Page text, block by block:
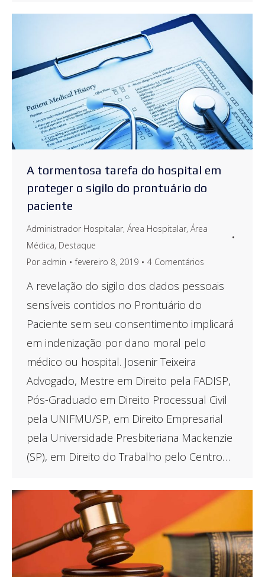
A tormentosa tarefa do hospital em
proteger o sigilo do prontuário do
paciente
Administrador Hospitalar, Área Hospitalar, Área
Médica, Destaque
Por admin fevereiro 8, 2019 4 Comentários
A revelação do sigilo dos dados pessoais
sensíveis contidos no Prontuário do
Paciente sem seu consentimento implicará
em indenização por dano moral pelo
médico ou hospital. Josenir Teixeira
Advogado, Mestre em Direito pela FADISP,
Pós-Graduado em Direito Processual Civil
pela UNIFMU/SP, em Direito Empresarial
pela Universidade Presbiteriana Mackenzie
(SP), em Direito do Trabalho pelo Centro…